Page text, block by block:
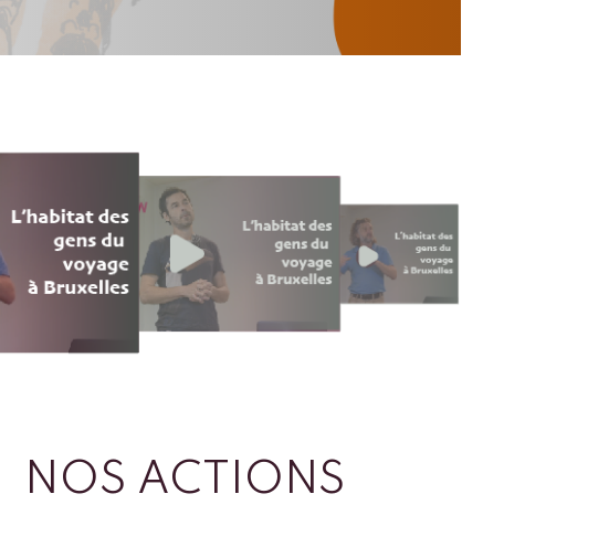
NOS ACTIONS